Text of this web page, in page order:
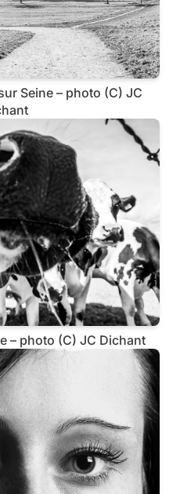
Seine – photo (C) JC
– photo (C) JC Dichant